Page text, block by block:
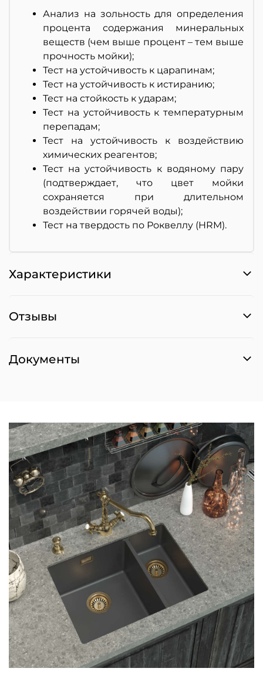
Анализ на зольность для определения
процента содержания минеральных
веществ (чем выше процент – тем выше
прочность мойки);
Тест на устойчивость к царапинам;
Тест на устойчивость к истиранию;
Тест на стойкость к ударам;
Тест на устойчивость к температурным
перепадам;
Тест на устойчивость к воздействию
химических реагентов;
Тест на устойчивость к водяному пару
(подтверждает, что цвет мойки
сохраняется при длительном
воздействии горячей воды);
Тест на твердость по Роквеллу (HRM).
Характеристики
Отзывы
Документы